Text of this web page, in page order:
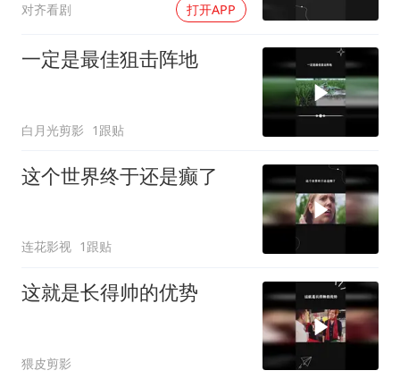
对齐看剧 打开APP
一定是最佳狙击阵地
白月光剪影 1跟贴
这个世界终于还是癫了
连花影视 1跟贴
这就是长得帅的优势
猥皮剪影